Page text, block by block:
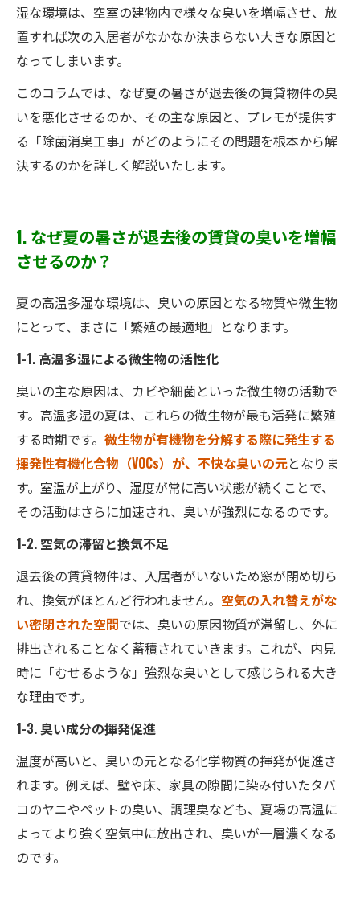
湿な環境は、空室の建物内で様々な臭いを増幅させ、放
置すれば次の入居者がなかなか決まらない大きな原因と
なってしまいます。
このコラムでは、なぜ夏の暑さが退去後の賃貸物件の臭
いを悪化させるのか、その主な原因と、プレモが提供す
る「除菌消臭工事」がどのようにその問題を根本から解
決するのかを詳しく解説いたします。
1. なぜ夏の暑さが退去後の賃貸の臭いを増幅
させるのか？
夏の高温多湿な環境は、臭いの原因となる物質や微生物
にとって、まさに「繁殖の最適地」となります。
1-1. 高温多湿による微生物の活性化
臭いの主な原因は、カビや細菌といった微生物の活動で
す。高温多湿の夏は、これらの微生物が最も活発に繁殖
する時期です。 微生物が有機物を分解する際に発生する
揮発性有機化合物（VOCs）が、不快な臭いの元となりま
す。室温が上がり、湿度が常に高い状態が続くことで、
その活動はさらに加速され、臭いが強烈になるのです。
1-2. 空気の滞留と換気不足
退去後の賃貸物件は、入居者がいないため窓が閉め切ら
れ、換気がほとんど行われません。 空気の入れ替えがな
い密閉された空間では、臭いの原因物質が滞留し、外に
排出されることなく蓄積されていきます。これが、内見
時に「むせるような」強烈な臭いとして感じられる大き
な理由です。
1-3. 臭い成分の揮発促進
温度が高いと、臭いの元となる化学物質の揮発が促進さ
れます。例えば、壁や床、家具の隙間に染み付いたタバ
コのヤニやペットの臭い、調理臭なども、夏場の高温に
よってより強く空気中に放出され、臭いが一層濃くなる
のです。